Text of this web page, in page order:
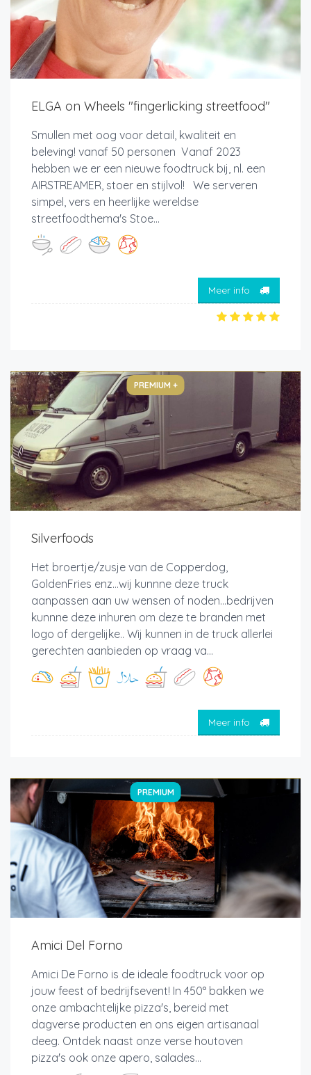
ELGA on Wheels "fingerlicking streetfood"
Smullen met oog voor detail, kwaliteit en
beleving! vanaf 50 personen Vanaf 2023
hebben we er een nieuwe foodtruck bij, nl. een
AIRSTREAMER, stoer en stijlvol! We serveren
simpel, vers en heerlijke wereldse
streetfoodthema's Stoe...
Meer info
PREMIUM +
Silverfoods
Het broertje/zusje van de Copperdog,
GoldenFries enz...wij kunnne deze truck
aanpassen aan uw wensen of noden...bedrijven
kunnne deze inhuren om deze te branden met
logo of dergelijke.. Wij kunnen in de truck allerlei
gerechten aanbieden op vraag va...
Meer info
PREMIUM
Amici Del Forno
Amici De Forno is de ideale foodtruck voor op
jouw feest of bedrijfsevent! In 450° bakken we
onze ambachtelijke pizza's, bereid met
dagverse producten en ons eigen artisanaal
deeg. Ontdek naast onze verse houtoven
pizza's ook onze apero, salades...